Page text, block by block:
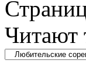
Читают